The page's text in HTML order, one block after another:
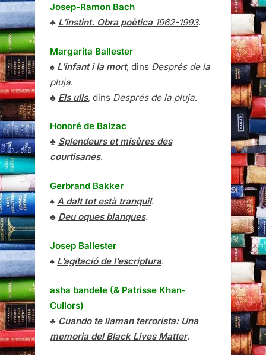
Josep-Ramon Bach
♣ L’instint. Obra poètica1962-1993.
Margarita Ballester
♠ L’infant i la mort, dins Després de la
pluja.
♣ Els ulls, dins Després de la pluja.
Honoré de Balzac
♣ Splendeurs et misères des
courtisanes.
Gerbrand Bakker
♠ A dalt tot està tranquil.
♣ Deu oques blanques.
Josep Ballester
♠ L’agitació de l’escriptura.
asha bandele (& Patrisse Khan-
Cullors)
♣ Cuando te llaman terrorista: Una
memoria del Black Lives Matter.